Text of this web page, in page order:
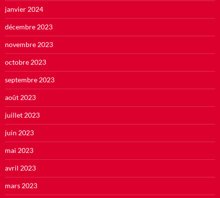
janvier 2024
décembre 2023
novembre 2023
octobre 2023
septembre 2023
août 2023
juillet 2023
juin 2023
mai 2023
avril 2023
mars 2023